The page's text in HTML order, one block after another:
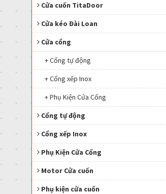
Cửa cuốn TitaDoor
Cửa kéo Đài Loan
Cửa cổng
+ Cổng tự động
+ Cổng xếp Inox
+ Phụ Kiện Cửa Cổng
Cổng tự động
Cổng xếp Inox
Phụ Kiện Cửa Cổng
Motor Cửa cuốn
Phụ kiện cửa cuốn